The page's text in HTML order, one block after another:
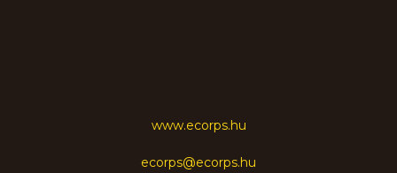
www.ecorps.hu
ecorps@ecorps.hu